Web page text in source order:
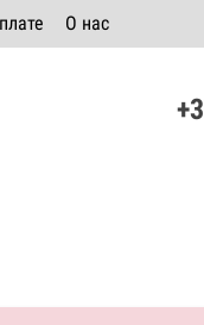
О нас